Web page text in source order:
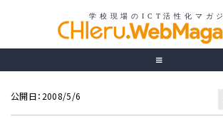
公開日：2008/5/6